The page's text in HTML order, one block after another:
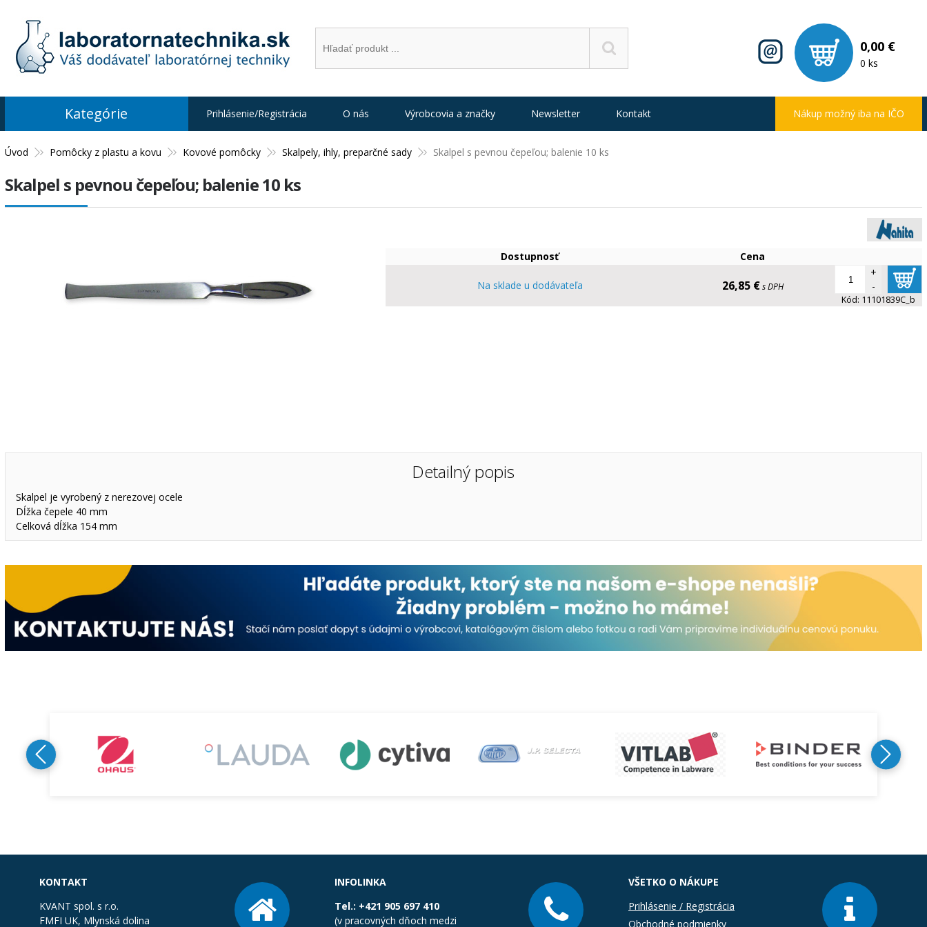
0,00 €
0 ks
Úvod Pomôcky z plastu a kovu Kovové pomôcky Skalpely, ihly, preparčné sady Skalpel s pevnou čepeľou; balenie 10 ks
Skalpel s pevnou čepeľou; balenie 10 ks
Dostupnosť Cena
Na sklade u dodávateľa 26,85 € s DPH
+
-
Kód: 11101839C_b
Detailný popis
Skalpel je vyrobený z nerezovej ocele
Dĺžka čepele 40 mm
Celková dĺžka 154 mm
Kategórie Prihlásenie/Registrácia O nás Výrobcovia a značky Newsletter Kontakt Nákup možný iba na IČO
KONTAKT
KVANT spol. s r.o.
FMFI UK, Mlynská dolina
INFOLINKA
Tel.: +421 905 697 410
(v pracovných dňoch medzi
VŠETKO O NÁKUPE
Prihlásenie / Registrácia
Obchodné podmienky